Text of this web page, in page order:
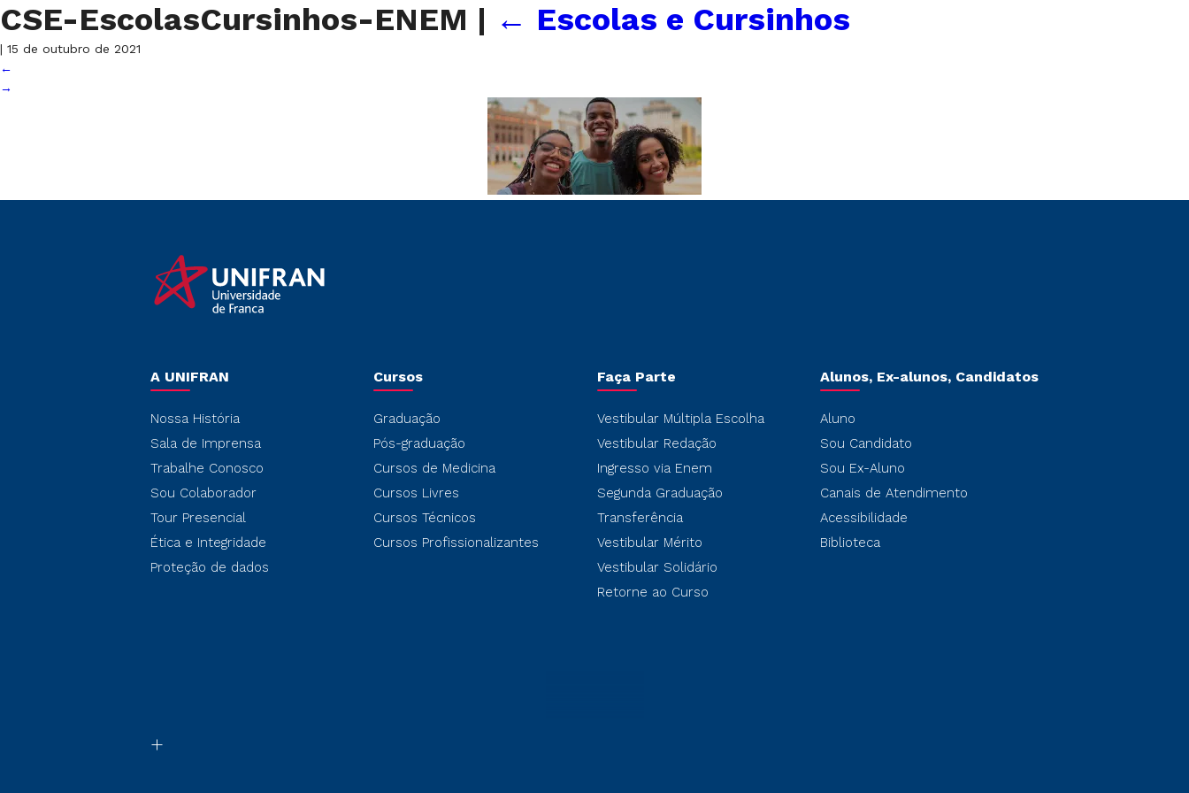
CSE-EscolasCursinhos-ENEM | ← Escolas e Cursinhos
| 15 de outubro de 2021
←
→
A UNIFRAN
Nossa História
Sala de Imprensa
Trabalhe Conosco
Sou Colaborador
Tour Presencial
Ética e Integridade
Proteção de dados
Cursos
Graduação
Pós-graduação
Cursos de Medicina
Cursos Livres
Cursos Técnicos
Cursos Profissionalizantes
Faça Parte
Vestibular Múltipla Escolha
Vestibular Redação
Ingresso via Enem
Segunda Graduação
Transferência
Vestibular Mérito
Vestibular Solidário
Retorne ao Curso
Alunos, Ex-alunos, Candidatos
Aluno
Sou Candidato
Sou Ex-Aluno
Canais de Atendimento
Acessibilidade
Biblioteca